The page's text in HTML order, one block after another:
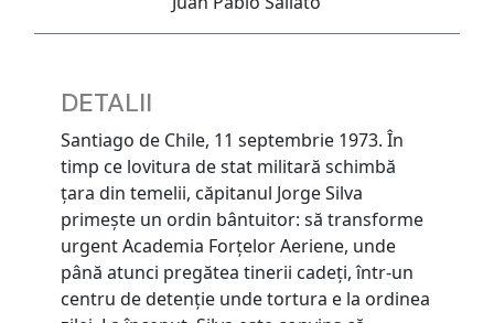
DETALII
Santiago de Chile, 11 septembrie 1973. În
timp ce lovitura de stat militară schimbă
ţara din temelii, căpitanul Jorge Silva
primeşte un ordin bântuitor: să transforme
urgent Academia Forţelor Aeriene, unde
până atunci pregătea tinerii cadeţi, într-un
centru de detenţie unde tortura e la ordinea